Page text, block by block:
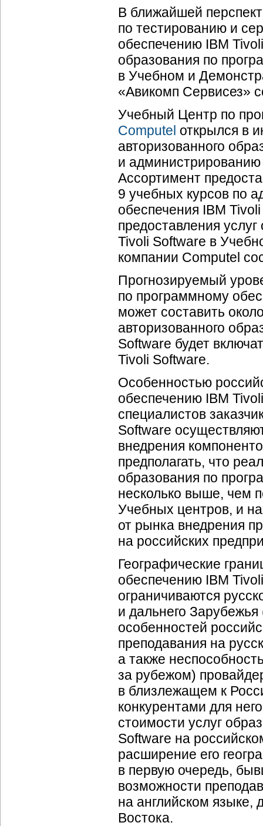
В ближайшей
по тестированию и
обеспечению IBM
образования по
в Учебном и
«Авикомп Сервисез»
Учебный Центр по
Computel открылся в
авторизованного
и администрированию
Ассортимент
9 учебных курсов по
обеспечения IBM
предоставления
Tivoli Software в
компании Computel
Прогнозируемый
по программному
может составить
авторизованного
Software будет
Tivoli Software.
Особенностью
обеспечению IBM
специалистов
Software
внедрения
предполагать, что
образования по
несколько выше, чем
Учебных центров, и
от рынка внедрения
на российских
Географические
обеспечению IBM
ограничиваются
и дальнего
особенностей
преподавания на
а также
за рубежом)
в близлежащем к
конкурентами для
стоимости услуг
Software на
расширение его
в первую очередь,
возможности
на английском языке,
Востока.